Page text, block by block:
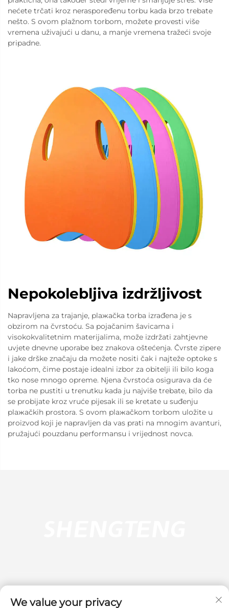
nećete trčati kroz neraspoređenu torbu kada brzo trebate
nešto. S ovom plažnom torbom, možete provesti više
vremena uživajući u danu, a manje vremena tražeći svoje
pripadne.
Nepokolebljiva izdržljivost
Napravljena za trajanje, plажačka torba izrađena je s
obzirom na čvrstoću. Sa pojačanim šavicama i
visokokvalitetnim materijalima, može izdržati zahtjevne
uvjete dnevne uporabe bez znakova oštećenja. Čvrste zipere
i jake drške značaju da možete nositi čak i najteže optoke s
lakoćom, čime postaje idealni izbor za obitelji ili bilo koga
tko nose mnogo opreme. Njena čvrstoća osigurava da će
torba ne pustiti u trenutku kada ju najviše trebate, bilo da
se probijate kroz vruće pijesak ili se kretate u suđenju
plажačkih prostora. S ovom plажačkom torbom uložite u
proizvod koji je napravljen da vas prati na mnogim avanturi,
pružajući pouzdanu performansu i vrijednost novca.
We value your privacy